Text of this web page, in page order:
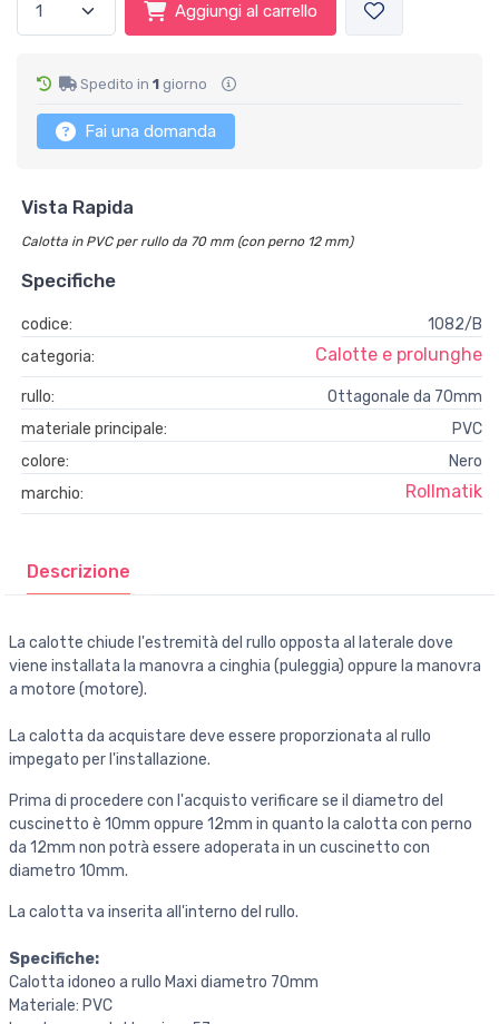
Aggiungi al carrello
Spedito in 1 giorno
Fai una domanda
Vista Rapida
Calotta in PVC per rullo da 70 mm (con perno 12 mm)
Specifiche
codice:
1082/B
categoria:
Calotte e prolunghe
rullo:
Ottagonale da 70mm
materiale principale:
PVC
colore:
Nero
marchio:
Rollmatik
Descrizione
La calotte chiude l'estremità del rullo opposta al laterale dove
viene installata la manovra a cinghia (puleggia) oppure la manovra
a motore (motore).
La calotta da acquistare deve essere proporzionata al rullo
impegato per l'installazione.
Prima di procedere con l'acquisto verificare se il diametro del
cuscinetto è 10mm oppure 12mm in quanto la calotta con perno
da 12mm non potrà essere adoperata in un cuscinetto con
diametro 10mm.
La calotta va inserita all'interno del rullo.
Specifiche:
Calotta idoneo a rullo Maxi diametro 70mm
Materiale: PVC